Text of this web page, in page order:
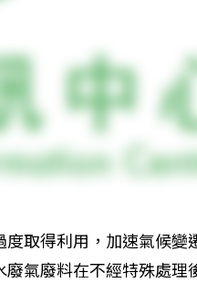
取得利用，加速氣候變
氣廢料在不經特殊處理